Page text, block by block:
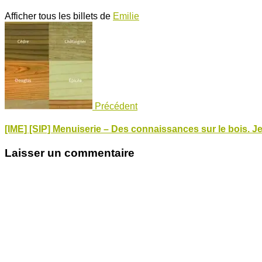
Afficher tous les billets de Emilie
Précédent
[IME] [SIP] Menuiserie – Des connaissances sur le bois.
Laisser un commentaire